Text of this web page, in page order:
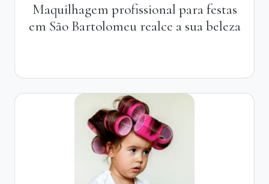
Maquilhagem profissional para festas
em São Bartolomeu realce a sua beleza